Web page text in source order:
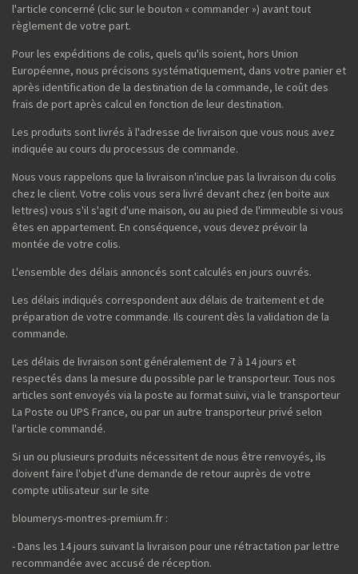
l'article concerné (clic sur le bouton « commander ») avant tout
règlement de votre part.
Pour les expéditions de colis, quels qu'ils soient, hors Union
Européenne, nous précisons systématiquement, dans votre panier et
après identification de la destination de la commande, le coût des
frais de port après calcul en fonction de leur destination.
Les produits sont livrés à l'adresse de livraison que vous nous avez
indiquée au cours du processus de commande.
Nous vous rappelons que la livraison n'inclue pas la livraison du colis
chez le client. Votre colis vous sera livré devant chez (en boite aux
lettres) vous s'il s'agit d'une maison, ou au pied de l'immeuble si vous
êtes en appartement. En conséquence, vous devez prévoir la
montée de votre colis.
L'ensemble des délais annoncés sont calculés en jours ouvrés.
Les délais indiqués correspondent aux délais de traitement et de
préparation de votre commande. Ils courent dès la validation de la
commande.
Les délais de livraison sont généralement de 7 à 14 jours et
respectés dans la mesure du possible par le transporteur. Tous nos
articles sont envoyés via la poste au format suivi, via le transporteur
La Poste ou UPS France, ou par un autre transporteur privé selon
l'article commandé.
Si un ou plusieurs produits nécessitent de nous être renvoyés, ils
doivent faire l'objet d'une demande de retour auprès de votre
compte utilisateur sur le site
bloumerys-montres-premium.fr :
- Dans les 14 jours suivant la livraison pour une rétractation par lettre
recommandée avec accusé de réception.